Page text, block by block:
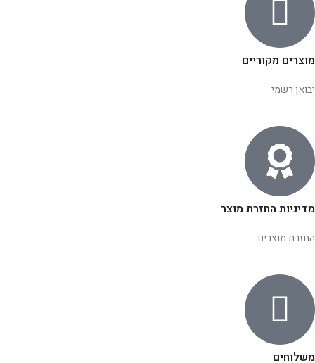
מוצרים מקוריים
יבואן רשמי
מדיניות החזרת מוצר
החזרת מוצרים
משלוחים